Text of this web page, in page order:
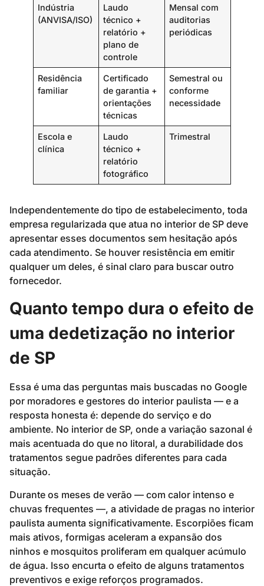
Indústria
(ANVISA/ISO)
Laudo
técnico +
relatório +
plano de
controle
Mensal com
auditorias
periódicas
Residência
familiar
Certificado
de garantia +
orientações
técnicas
Semestral ou
conforme
necessidade
Escola e
clínica
Laudo
técnico +
relatório
fotográfico
Trimestral
Independentemente do tipo de estabelecimento, toda
empresa regularizada que atua no interior de SP deve
apresentar esses documentos sem hesitação após
cada atendimento. Se houver resistência em emitir
qualquer um deles, é sinal claro para buscar outro
fornecedor.
Quanto tempo dura o efeito de
uma dedetização no interior
de SP
Essa é uma das perguntas mais buscadas no Google
por moradores e gestores do interior paulista — e a
resposta honesta é: depende do serviço e do
ambiente. No interior de SP, onde a variação sazonal é
mais acentuada do que no litoral, a durabilidade dos
tratamentos segue padrões diferentes para cada
situação.
Durante os meses de verão — com calor intenso e
chuvas frequentes —, a atividade de pragas no interior
paulista aumenta significativamente. Escorpiões ficam
mais ativos, formigas aceleram a expansão dos
ninhos e mosquitos proliferam em qualquer acúmulo
de água. Isso encurta o efeito de alguns tratamentos
preventivos e exige reforços programados.